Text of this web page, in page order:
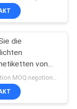
die
von